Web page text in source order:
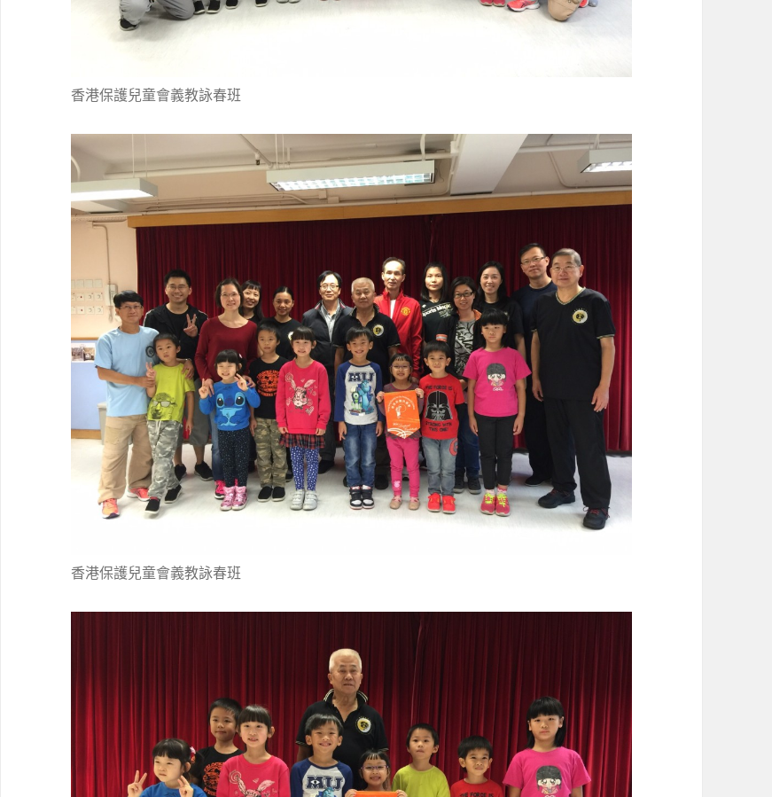
香港保護兒童會義教詠春班
香港保護兒童會義教詠春班